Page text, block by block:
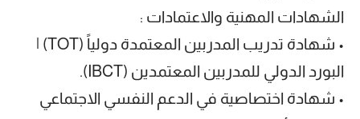
الشهادات المهنية والاعتمادات :
• شهادة تدريب المدربين المعتمدة دولياً (TOT) |
البورد الدولي للمدربين المعتمدين (IBCT).
• شهادة اختصاصية في الدعم النفسي الاجتماعي